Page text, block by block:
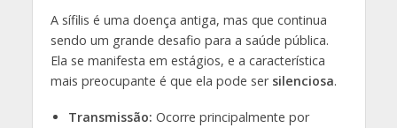
A sífilis é uma doença antiga, mas que continua
sendo um grande desafio para a saúde pública.
Ela se manifesta em estágios, e a característica
mais preocupante é que ela pode ser silenciosa.
Transmissão: Ocorre principalmente por